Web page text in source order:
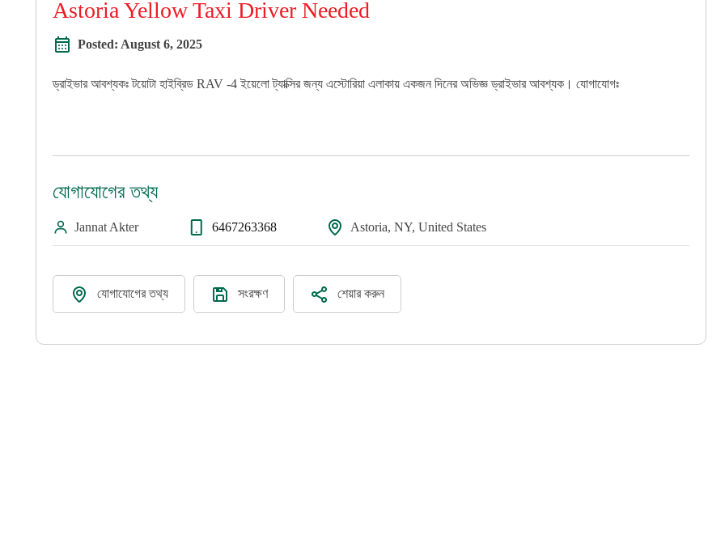
Astoria Yellow Taxi Driver Needed
Posted: August 6, 2025
ড্রাইভার আবশ্যকঃ টয়োটা হাইব্রিড RAV -4 ইয়েলো ট্যাক্সির জন্য এস্টোরিয়া এলাকায় একজন দিনের অভিজ্ঞ ড্রাইভার আবশ্যক। যোগাযোগঃ
যোগাযোগের তথ্য
Jannat Akter 6467263368 Astoria, NY, United States
যোগাযোগের তথ্য সংরক্ষণ শেয়ার করুন